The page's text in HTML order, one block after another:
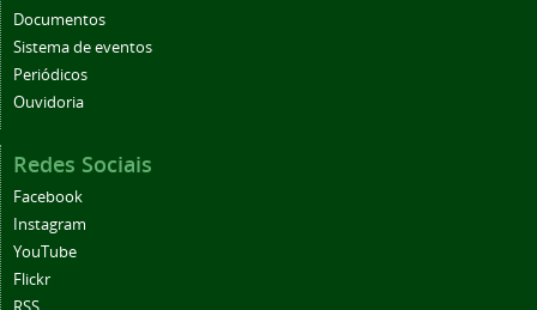
Documentos
Sistema de eventos
Periódicos
Ouvidoria
Redes Sociais
Facebook
Instagram
YouTube
Flickr